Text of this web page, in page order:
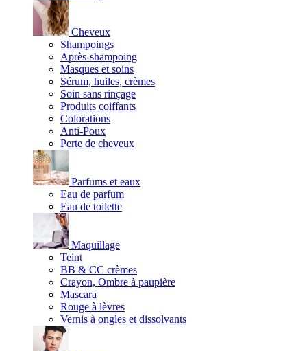
Cheveux
Shampoings
Après-shampoing
Masques et soins
Sérum, huiles, crèmes
Soin sans rinçage
Produits coiffants
Colorations
Anti-Poux
Perte de cheveux
Parfums et eaux
Eau de parfum
Eau de toilette
Maquillage
Teint
BB & CC crèmes
Crayon, Ombre à paupière
Mascara
Rouge à lèvres
Vernis à ongles et dissolvants